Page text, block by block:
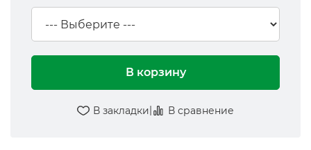
В корзину
В закладки| В сравнение